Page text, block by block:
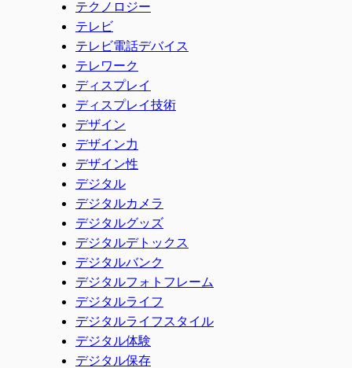
テクノロジー
テレビ
テレビ電話デバイス
テレワーク
ディスプレイ
ディスプレイ技術
デザイン
デザイン力
デザイン性
デジタル
デジタルカメラ
デジタルグッズ
デジタルデトックス
デジタルバンク
デジタルフォトフレーム
デジタルライフ
デジタルライフスタイル
デジタル体験
デジタル保存